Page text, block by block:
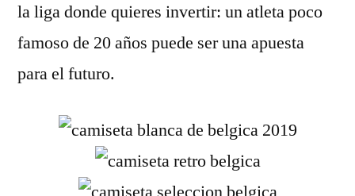
la liga donde quieres invertir: un atleta poco
famoso de 20 años puede ser una apuesta
para el futuro.